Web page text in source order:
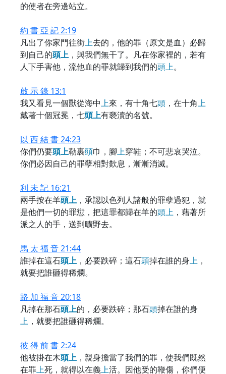
的使者在旁邊站立。
約 書 亞 記 2:19
凡出了你家門往街上去的，他的罪（原文是血）必歸
到自己的頭上 ，與我們無干了。凡在你家裡的，若有
人下手害他，流他血的罪就歸到我們的頭上。
啟 示 錄 13:1
我又看見一個獸從海中上來，有十角七頭 ，在十角上
戴著十個冠冕，七頭上有褻瀆的名號。
以 西 結 書 24:23
你們仍要頭上勒裹頭巾，腳上穿鞋；不可悲哀哭泣。
你們必因自己的罪孽相對歎息，漸漸消滅。
利 未 記 16:21
兩手按在羊頭上 ，承認以色列人諸般的罪孽過犯，就
是他們一切的罪愆，把這罪都歸在羊的頭上 ，藉著所
派之人的手，送到曠野去。
馬 太 福 音 21:44
誰掉在這石頭上 ，必要跌碎；這石頭掉在誰的身上 ，
就要把誰砸得稀爛。
路 加 福 音 20:18
凡掉在那石頭上的，必要跌碎；那石頭掉在誰的身
上 ，就要把誰砸得稀爛。
彼 得 前 書 2:24
他被掛在木頭上 ，親身擔當了我們的罪，使我們既然
在罪上死，就得以在義上活。因他受的鞭傷，你們便